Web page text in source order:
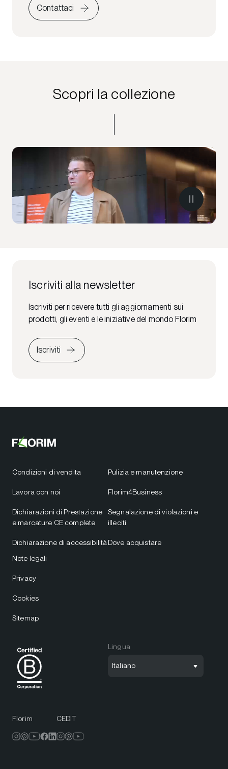
Contattaci
Scopri la collezione
Iscriviti alla newsletter
Iscriviti per ricevere tutti gli aggiornamenti sui
prodotti, gli eventi e le iniziative del mondo Florim
Iscriviti
Condizioni di vendita
Lavora con noi
Dichiarazioni di Prestazione
e marcature CE complete
Dichiarazione di accessibilità
Pulizia e manutenzione
Florim4Business
Segnalazione di violazioni e
illeciti
Dove acquistare
Note legali
Privacy
Cookies
Sitemap
Lingua
Italiano
Florim CEDIT